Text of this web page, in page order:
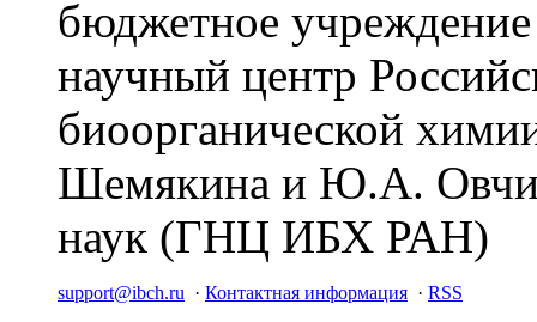
бюджетное
научный центр
биоорганической
Шемякина и Ю.А.
наук (ГНЦ ИБХ РАН)
support@ibch.ru · Контактная информация · RSS